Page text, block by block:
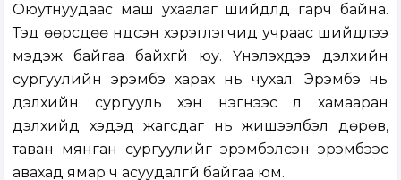
Оюутнуудаас маш ухаалаг шийдлүүд гарч байна.
Тэд өөрсдөө үндсэн хэрэглэгчид учраас шийдлээ
мэдэж байгаа байхгүй юу. Үнэлэхдээ дэлхийн
сургуулийн эрэмбэ харах нь чухал. Эрэмбэ нь
дэлхийн сургууль хэн нэгнээс үл хамааран
дэлхийд хэдэд жагсдаг нь жишээлбэл дөрөв,
таван мянган сургуулийг эрэмбэлсэн эрэмбээс
авахад ямар ч асуудалгүй байгаа юм.